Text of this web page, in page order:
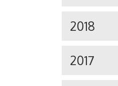
2018
2017